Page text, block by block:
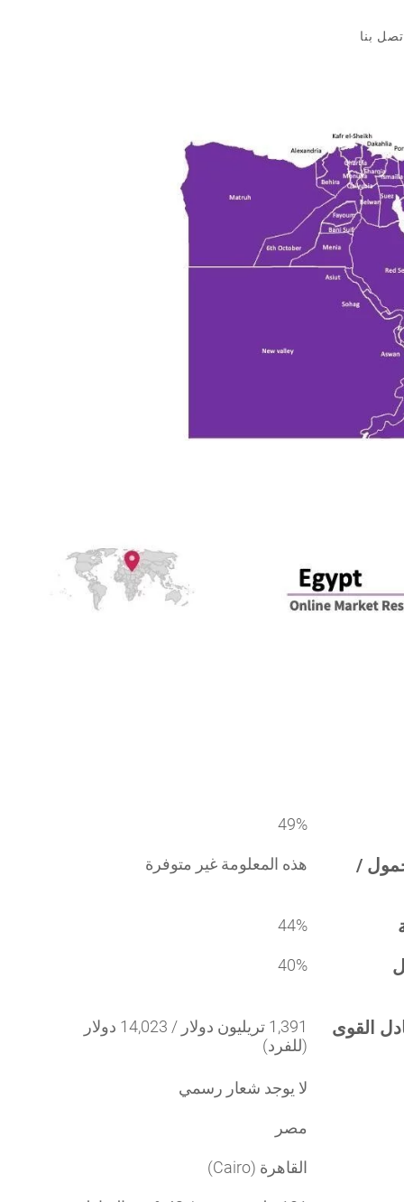
بنا
49%
/ هذه المعلومة غير متوفرة
44%
40%
القوى
1,391 تريليون دولار / 14,023 دولار
(للفرد)
لا يوجد شعار رسمي
مصر
القاهرة (Cairo)